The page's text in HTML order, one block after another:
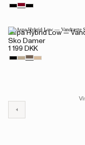
Aspa Hybrid Low —
Sko Damer
1 199 DKK